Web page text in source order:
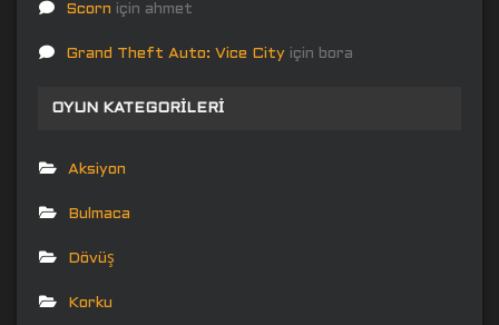
Scorn için ahmet
Grand Theft Auto: Vice City için bora
OYUN KATEGORILERI
Aksiyon
Bulmaca
Dövüş
Korku